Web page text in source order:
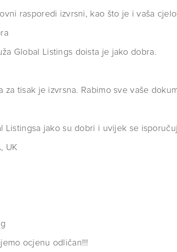
rasporedi izvrsni, kao što je i vaša
Global Listings doista je jako dobra.
za tisak je izvrsna. Rabimo sve vaše
Listingsa jako su dobri i uvijek se
UK
ocjenu odličan!!!